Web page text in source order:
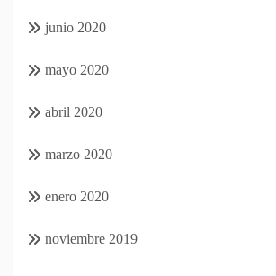
junio 2020
mayo 2020
abril 2020
marzo 2020
enero 2020
noviembre 2019